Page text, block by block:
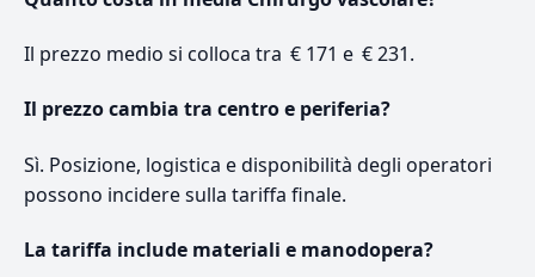
Il prezzo medio si colloca tra € 171 e € 231.
Il prezzo cambia tra centro e periferia?
Sì. Posizione, logistica e disponibilità degli operatori
possono incidere sulla tariffa finale.
La tariffa include materiali e manodopera?